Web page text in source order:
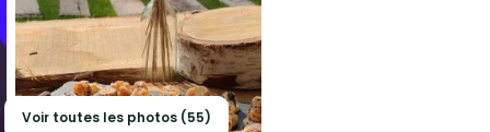
Voir toutes les photos (55)